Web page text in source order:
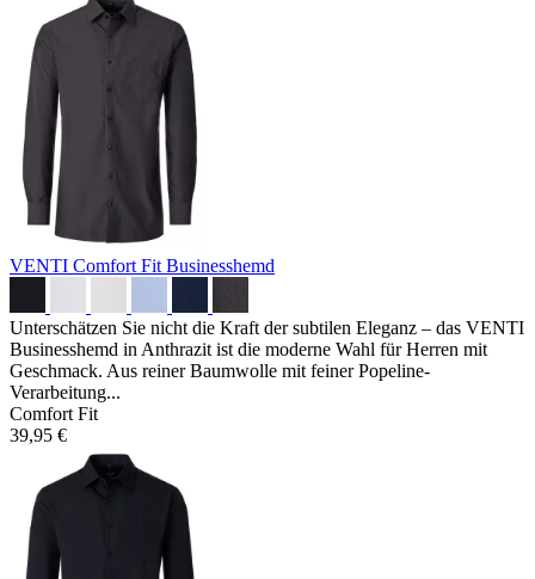
VENTI Comfort Fit Businesshemd
Unterschätzen Sie nicht die Kraft der subtilen Eleganz – das VENTI
Businesshemd in Anthrazit ist die moderne Wahl für Herren mit
Geschmack. Aus reiner Baumwolle mit feiner Popeline-
Verarbeitung...
Comfort Fit
39,95 €